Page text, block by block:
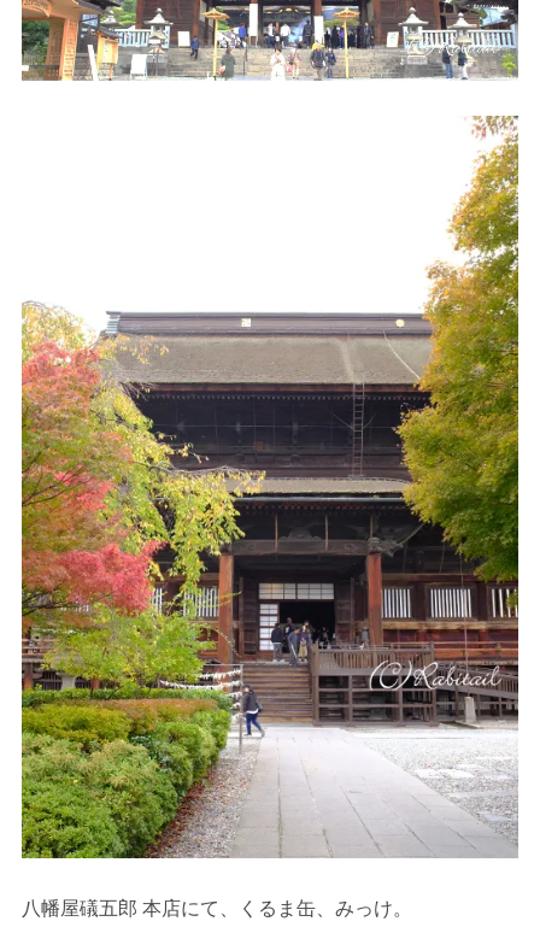
八幡屋礒五郎 本店にて、くるま缶、みっけ。